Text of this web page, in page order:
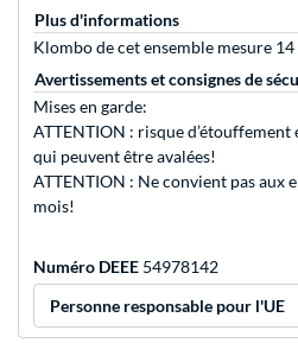
Plus d'informations
Klombo de cet ensemble mesure
Avertissements et consignes de
Mises en garde:
ATTENTION : risque d’étouffement
qui peuvent être avalées!
ATTENTION : Ne convient pas aux
mois!
Numéro DEEE 54978142
Personne responsable pour l'UE